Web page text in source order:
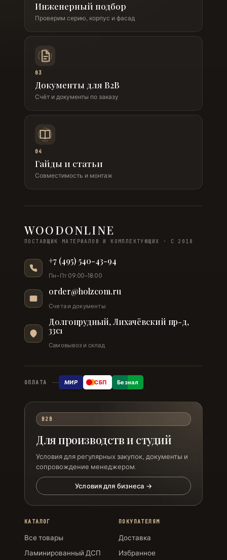
Инженерный подбор
Проверим серию, корпус и фасад
03
Документы для B2B
Счёт и документы по заказу
04
Гайды и статьи
Совместимость и монтаж
WOODONLINE
ПОСТАВЩИК МАТЕРИАЛОВ И КОМПЛЕКТУЮЩИХ · С 2018
+7 (495) 540-43-94
Пн–Пт 09:00–18:00
order@holzcom.ru
Счета и документы
Долгопрудный, Лихачёвский пр-д,
33с1
Самовывоз и склад
ОПЛАТА МИР СБП Безнал
B2B
Для производств и студий
Условия для регулярных закупок, документы и
сопровождение менеджером.
Условия для бизнеса →
КАТАЛОГ
Все товары
Ламинированный ДСП
ПОКУПАТЕЛЯМ
Доставка
Избранное